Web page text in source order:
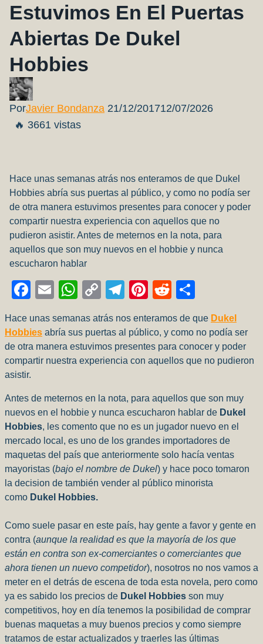
Estuvimos En El Puertas
Abiertas De Dukel
Hobbies
PorJavier Bondanza 21/12/201712/07/2026
🔥 3661 vistas
Hace unas semanas atrás nos enteramos de que Dukel
Hobbies abría sus puertas al público, y como no podía ser
de otra manera estuvimos presentes para conocer y poder
compartir nuestra experiencia con aquellos que no
pudieron asistir. Antes de meternos en la nota, para
aquellos que son muy nuevos en el hobbie y nunca
escucharon hablar
Facebook
EmailWhatsApp
Copy
Link
Telegram
Pinterest
Reddit
Hace unas semanas atrás nos enteramos de que Dukel
Hobbies abría sus puertas al público, y como no podía ser
de otra manera estuvimos presentes para conocer y poder
compartir nuestra experiencia con aquellos que no pudieron
asistir.
Antes de meternos en la nota, para aquellos que son muy
nuevos en el hobbie y nunca escucharon hablar de Dukel
Hobbies, les comento que no es un jugador nuevo en el
mercado local, es uno de los grandes importadores de
maquetas del país que anteriormente solo hacía ventas
mayoristas (bajo el nombre de Dukel) y hace poco tomaron
la decision de también vender al público minorista
como Dukel Hobbies.
Como suele pasar en este país, hay gente a favor y gente en
contra (aunque la realidad es que la mayoría de los que
están en contra son ex-comerciantes o comerciantes que
ahora tienen un nuevo competidor), nosotros no nos vamos a
meter en el detrás de escena de toda esta novela, pero como
ya es sabido los precios de Dukel Hobbies son muy
competitivos, hoy en día tenemos la posibilidad de comprar
buenas maquetas a muy buenos precios y como siempre
tratamos de estar actualizados y traerles las últimas